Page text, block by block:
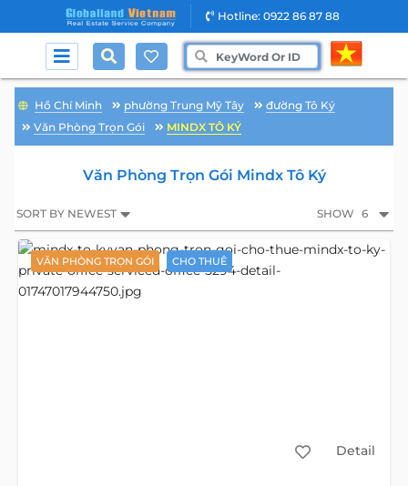
Hotline: 0922 86 87 88
Hồ Chí Minh phường Trung Mỹ Tây
đường Tô Ký
Văn Phòng Trọn Gói
MINDX TÔ KÝ
Văn Phòng Trọn Gói Mindx Tô Ký
SORT BY NEWEST SHOW 6
VĂN PHÒNG TRỌN GÓI CHO THUÊ
Detail